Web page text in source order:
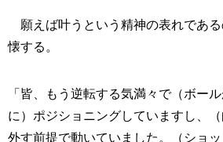
願えば叶うという精神の表れであ
懐する。
「皆、もう逆転する気満々で（ボー
に）ポジショニングしていますし、（
外す前提で動いていました。（ショ